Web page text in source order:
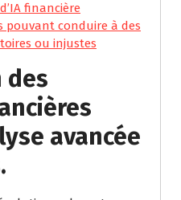
financière
pouvant conduire à des
ou injustes
des
avancée